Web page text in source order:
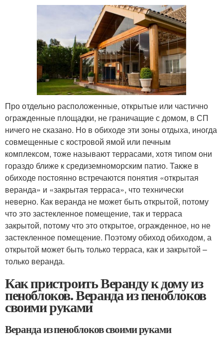
Про отдельно расположенные, открытые или частично
огражденные площадки, не граничащие с домом, в СП
ничего не сказано. Но в обиходе эти зоны отдыха, иногда
совмещенные с костровой ямой или печным
комплексом, тоже называют террасами, хотя типом они
гораздо ближе к средиземноморским патио. Также в
обиходе постоянно встречаются понятия «открытая
веранда» и «закрытая терраса», что технически
неверно. Как веранда не может быть открытой, потому
что это застекленное помещение, так и терраса
закрытой, потому что это открытое, огражденное, но не
застекленное помещение. Поэтому обиход обиходом, а
открытой может быть только терраса, как и закрытой –
только веранда.
Как пристроить Веранду к дому из
пеноблоков. Веранда из пеноблоков
своими руками
Веранда из пеноблоков своими руками